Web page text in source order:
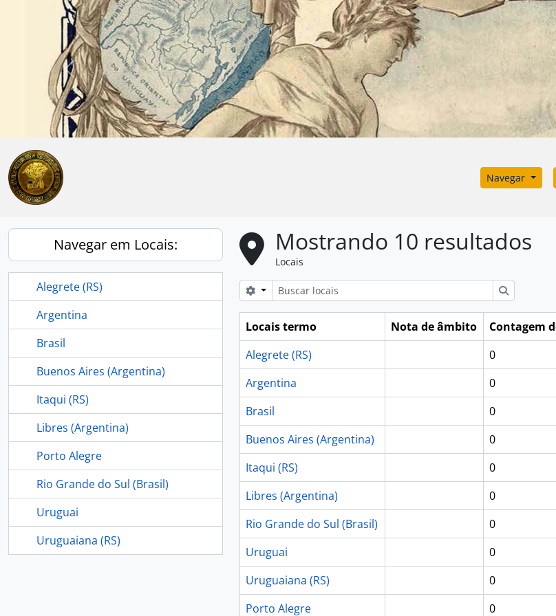
Skip to main content
Anterior
Navegar
Navegar em Locais:
Alegrete (RS)
Argentina
Brasil
Buenos Aires (Argentina)
Itaqui (RS)
Libres (Argentina)
Porto Alegre
Rio Grande do Sul (Brasil)
Uruguai
Uruguaiana (RS)
Mostrando 10 resultados
Locais
Opções de busca
Locais termo Nota de âmbito Contagem
Alegrete (RS)
0
Argentina
0
Brasil
0
Buenos Aires (Argentina)
0
Itaqui (RS)
0
Libres (Argentina)
0
Rio Grande do Sul (Brasil)
0
Uruguai
0
Uruguaiana (RS)
0
Porto Alegre
0